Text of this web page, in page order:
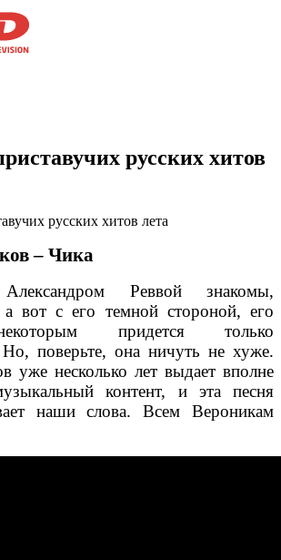
русских хитов
– Чика
Реввой знакомы,
а вот с его темной стороной, его
придется только
Но, поверьте, она ничуть не хуже.
уже несколько лет выдает вполне
контент, и эта песня
наши слова. Всем Вероникам